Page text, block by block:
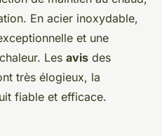
En acier inoxydable,
et une
Les avis des
très élogieux, la
fiable et efficace.